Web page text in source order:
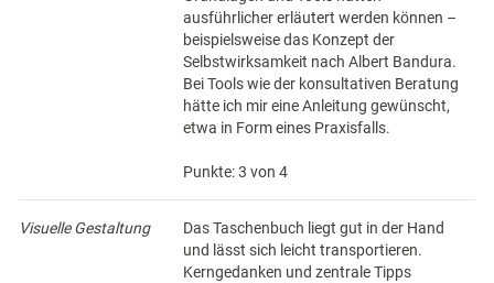
ausführlicher erläutert werden können –
beispielsweise das Konzept der
Selbstwirksamkeit nach Albert Bandura.
Bei Tools wie der konsultativen Beratung
hätte ich mir eine Anleitung gewünscht,
etwa in Form eines Praxisfalls.
Punkte: 3 von 4
Visuelle Gestaltung
Das Taschenbuch liegt gut in der Hand
und lässt sich leicht transportieren.
Kerngedanken und zentrale Tipps